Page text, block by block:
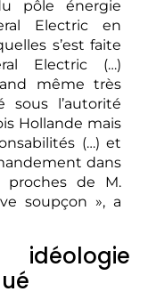
pôle énergie
Electric en
s’est faite
Electric (…)
même très
sous l’autorité
Hollande mais
(…) et
dans
de M.
soupçon », a